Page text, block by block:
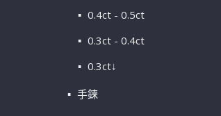
0.4ct - 0.5ct
0.3ct - 0.4ct
0.3ct↓
手鍊